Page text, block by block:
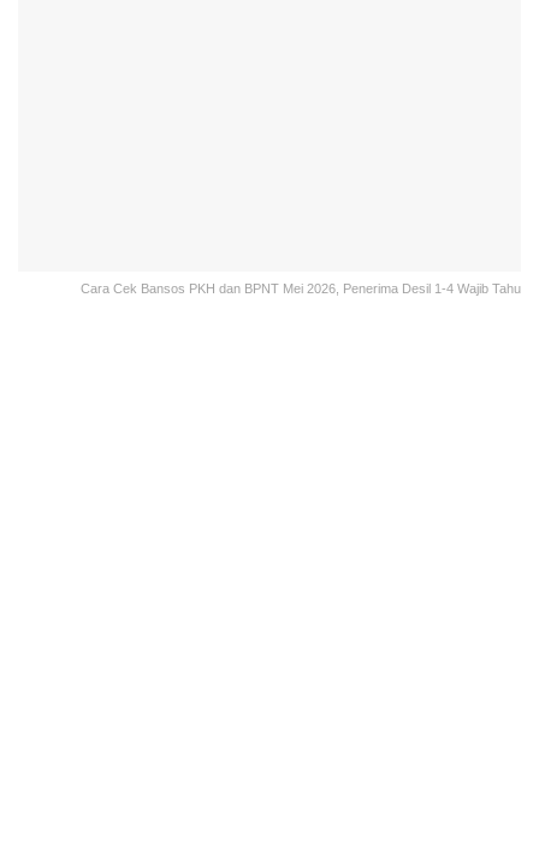
Cara Cek Bansos PKH dan BPNT Mei 2026, Penerima Desil 1-4 Wajib Tahu